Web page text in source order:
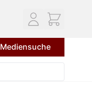
Mediensuche